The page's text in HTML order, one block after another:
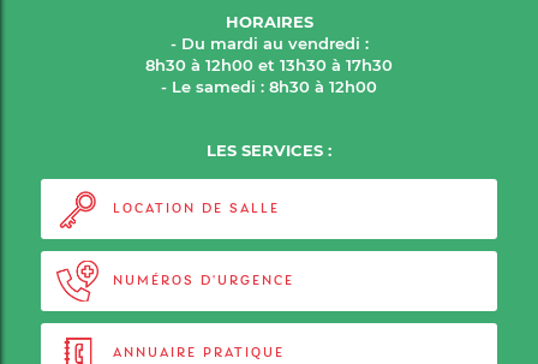
HORAIRES
- Du mardi au vendredi :
8h30 à 12h00 et 13h30 à 17h30
- Le samedi : 8h30 à 12h00
LES SERVICES :
LOCATION DE SALLE
NUMÉROS D'URGENCE
ANNUAIRE PRATIQUE